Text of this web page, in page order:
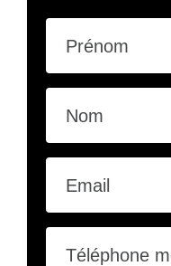
Prénom
Nom
Email
Téléphone